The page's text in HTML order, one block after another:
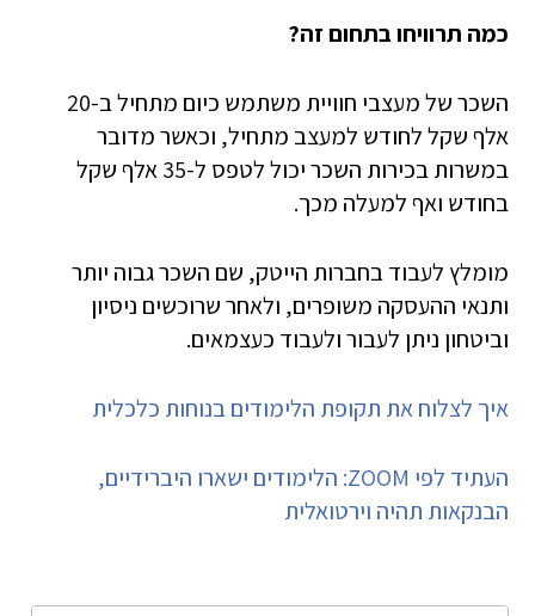
כמה תרוויחו בתחום זה?
השכר של מעצבי חוויית משתמש כיום מתחיל ב-20
אלף שקל לחודש למעצב מתחיל, וכאשר מדובר
במשרות בכירות השכר יכול לטפס ל-35 אלף שקל
בחודש ואף למעלה מכך.
מומלץ לעבוד בחברות הייטק, שם השכר גבוה יותר
ותנאי ההעסקה משופרים, ולאחר שרוכשים ניסיון
וביטחון ניתן לעבור ולעבוד כעצמאים.
איך לצלוח את תקופת הלימודים בנוחות כלכלית
העתיד לפי ZOOM: הלימודים ישארו היברידיים,
הבנקאות תהיה וירטואלית